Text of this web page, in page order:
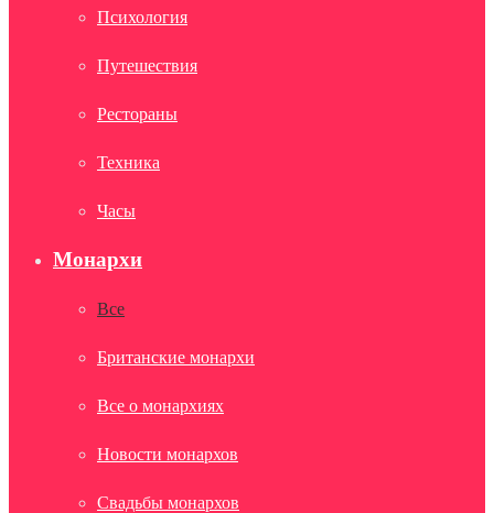
Психология
Путешествия
Рестораны
Техника
Часы
Монархи
Все
Британские монархи
Все о монархиях
Новости монархов
Свадьбы монархов